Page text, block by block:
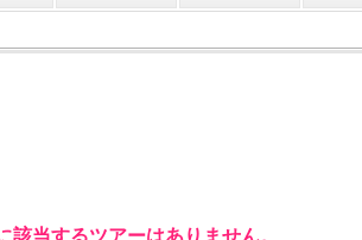
該当するツアーはありません。